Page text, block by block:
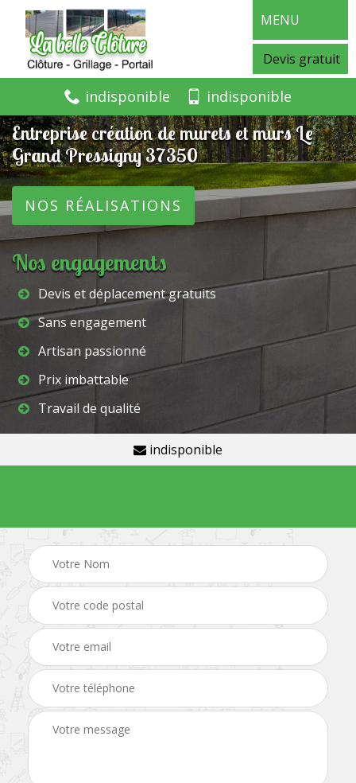
MENU
Devis gratuit
indisponible indisponible
Entreprise création de murets et murs Le
Grand Pressigny 37350
NOS RÉALISATIONS
Nos engagements
Devis et déplacement gratuits
Sans engagement
Artisan passionné
Prix imbattable
Travail de qualité
indisponible